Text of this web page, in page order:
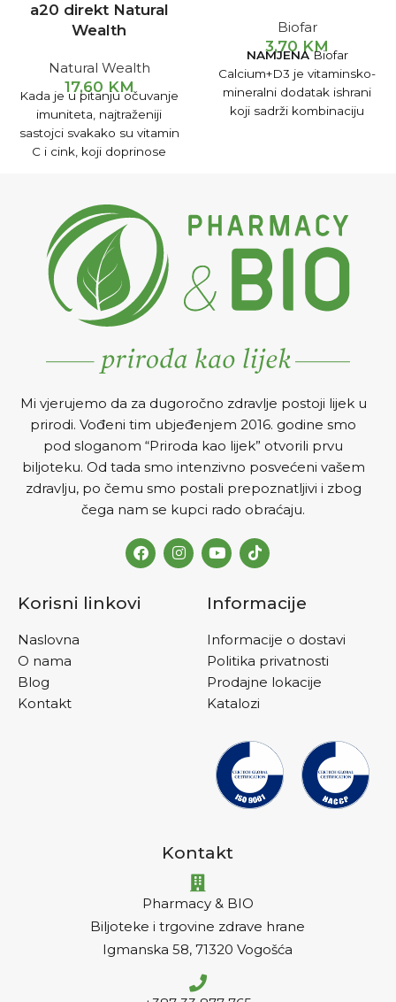
a20 direkt Natural
Wealth
Natural Wealth
17,60 KM
Kada je u pitanju očuvanje
imuniteta, najtraženiji
sastojci svakako su vitamin
C i cink, koji doprinose
Biofar
3,70 KM
NAMJENABiofar
Calcium+D3 je vitaminsko-
mineralni dodatak ishrani
koji sadrži kombinaciju
sistema. Preparat jača vaše
kosti i čini ih zdravijim,
otpornijim na frakture
(lomove). Zbog toga se
preporučuje u prevenciji i
kao dodatak u terapiji
za sportiste, kao dio
prevencije povreda.
PRIMJENEJednu tabletu
dnevno rastvoriti u velikoj
čaši vode, poželjno je popiti
uveče, nakon večere. U
ciklusima od 40 dana ,
nekoliko puta godišnje
Mi vjerujemo da za dugoročno zdravlje postoji lijek u
prirodi. Vođeni tim ubjeđenjem 2016. godine smo
pod sloganom “Priroda kao lijek” otvorili prvu
biljoteku. Od tada smo intenzivno posvećeni vašem
zdravlju, po čemu smo postali prepoznatljivi i zbog
čega nam se kupci rado obraćaju.
Korisni linkovi
Naslovna
O nama
Blog
Kontakt
Informacije
Informacije o dostavi
Politika privatnosti
Prodajne lokacije
Katalozi
Kontakt
Pharmacy & BIO
Biljoteke i trgovine zdrave hrane
Igmanska 58, 71320 Vogošća